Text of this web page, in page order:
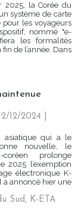
2025, la Corée du
système de carte
les voyageurs
nommé "e-
les formalités
de l’année. Dans
12/2024
asiatique qui a le
nouvelle, le
coréen prolonge
2025 l’exemption
électronique K-
a annoncé hier une
Sud, K-ETA